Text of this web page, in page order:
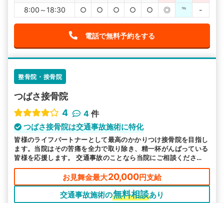
8:00～18:30
○ ○ ○ ○ ○ ◎ ℡ -
電話で無料予約をする
整骨院・接骨院
つばさ接骨院
4
4 件
つばさ接骨院は交通事故施術に特化
皆様のライフパートナーとして最高のかかりつけ接骨院を目指し
ます。当院はその苦痛を全力で取り除き、精一杯がんばっている
皆様を応援します。 交通事故のことなら当院にご相談くださ
い。
お見舞金最大20,000円支給
交通事故施術の無料相談あり